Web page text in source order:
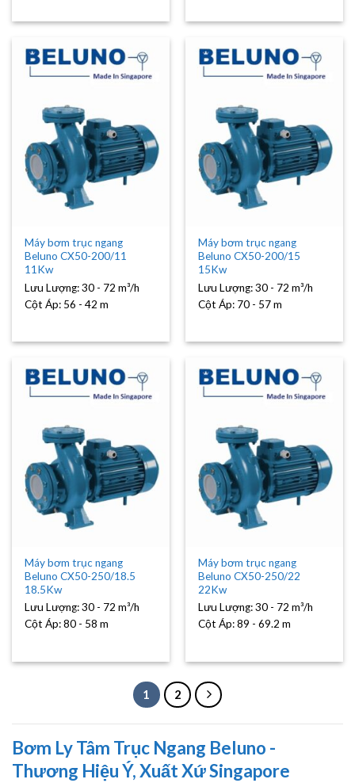
Máy bơm trục ngang
Beluno CX50-200/11
11Kw
Lưu Lượng:30 - 72 m³/h
Cột Áp: 56 - 42 m
Máy bơm trục ngang
Beluno CX50-200/15
15Kw
Lưu Lượng:30 - 72 m³/h
Cột Áp: 70 - 57 m
Máy bơm trục ngang
Beluno CX50-250/18.5
18.5Kw
Lưu Lượng:30 - 72 m³/h
Cột Áp:80 - 58 m
Máy bơm trục ngang
Beluno CX50-250/22
22Kw
Lưu Lượng:30 - 72 m³/h
Cột Áp:89 - 69.2 m
1 2
Bơm Ly Tâm Trục Ngang Beluno -
Thương Hiệu Ý, Xuất Xứ Singapore